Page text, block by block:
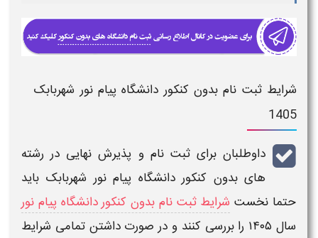
1405
داوطلبان برای ثبت نام و پذیرش نهایی در رشته
های بدون کنکور دانشگاه پیام نور شهربابک ​ باید
حتما نخست شرایط ثبت نام بدون کنکور دانشگاه پیام نور
سال ۱۴۰۵
را بررسی کنند و در صورت داشتن تمامی شرایط